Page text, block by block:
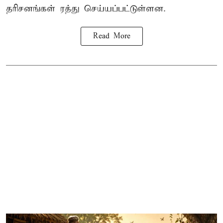
தரிசனங்கள் ரத்து செய்யப்பட்டுள்ளன.
Read More